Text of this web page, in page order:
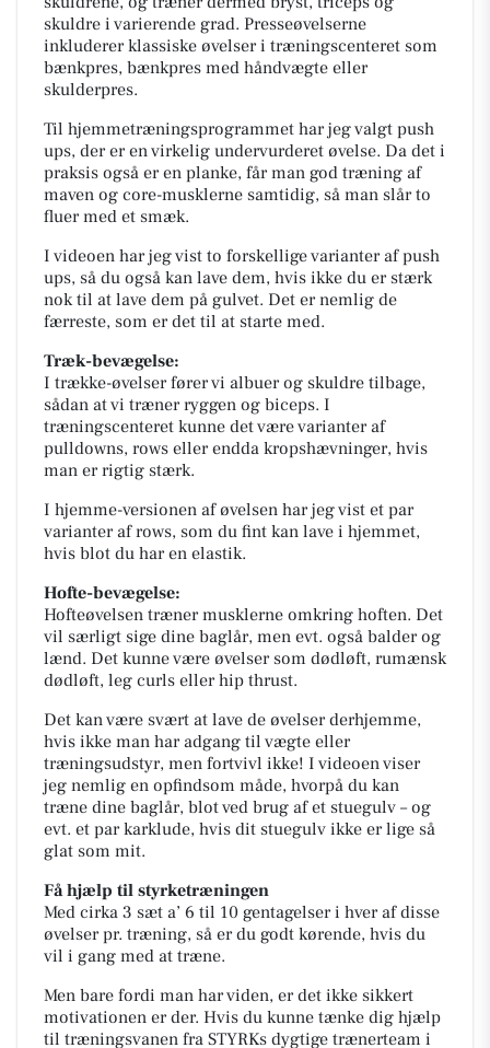
skuldre i varierende grad. Presseøvelserne
inkluderer klassiske øvelser i træningscenteret som
bænkpres, bænkpres med håndvægte eller
skulderpres.
Til hjemmetræningsprogrammet har jeg valgt push
ups, der er en virkelig undervurderet øvelse. Da det i
praksis også er en planke, får man god træning af
maven og core-musklerne samtidig, så man slår to
fluer med et smæk.
I videoen har jeg vist to forskellige varianter af push
ups, så du også kan lave dem, hvis ikke du er stærk
nok til at lave dem på gulvet. Det er nemlig de
færreste, som er det til at starte med.
Træk-bevægelse:
I trække-øvelser fører vi albuer og skuldre tilbage,
sådan at vi træner ryggen og biceps. I
træningscenteret kunne det være varianter af
pulldowns, rows eller endda kropshævninger, hvis
man er rigtig stærk.
I hjemme-versionen af øvelsen har jeg vist et par
varianter af rows, som du fint kan lave i hjemmet,
hvis blot du har en elastik.
Hofte-bevægelse:
Hofteøvelsen træner musklerne omkring hoften. Det
vil særligt sige dine baglår, men evt. også balder og
lænd. Det kunne være øvelser som dødløft, rumænsk
dødløft, leg curls eller hip thrust.
Det kan være svært at lave de øvelser derhjemme,
hvis ikke man har adgang til vægte eller
træningsudstyr, men fortvivl ikke! I videoen viser
jeg nemlig en opfindsom måde, hvorpå du kan
træne dine baglår, blot ved brug af et stuegulv – og
evt. et par karklude, hvis dit stuegulv ikke er lige så
glat som mit.
Få hjælp til styrketræningen
Med cirka 3 sæt a’ 6 til 10 gentagelser i hver af disse
øvelser pr. træning, så er du godt kørende, hvis du
vil i gang med at træne.
Men bare fordi man har viden, er det ikke sikkert
motivationen er der. Hvis du kunne tænke dig hjælp
til træningsvanen fra STYRKs dygtige trænerteam i